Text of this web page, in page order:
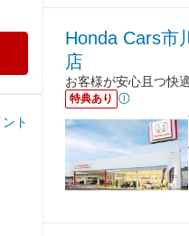
ト
Honda Cars市
店
お客様が安心且つ快
特典あり